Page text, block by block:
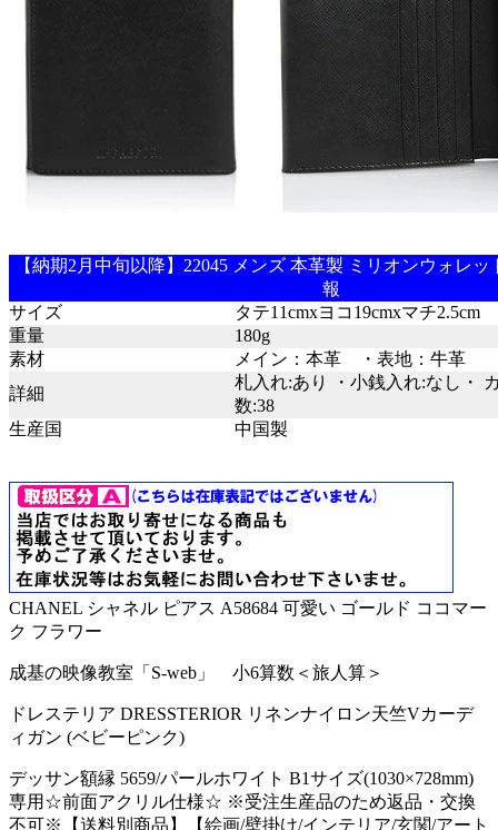
【納期2月中旬以降】22045 メンズ 本革製 ミリオンウォレ
報
サイズ
タテ11cmxヨコ19cmxマチ2.5cm
重量
180g
素材
メイン：本革 ・表地：牛革
詳細
札入れ:あり ・小銭入れ:なし・
数:38
生産国
中国製
CHANEL シャネル ピアス A58684 可愛い ゴールド ココマー
ク フラワー
成基の映像教室「S-web」 小6算数＜旅人算＞
ドレステリア DRESSTERIOR リネンナイロン天竺Vカーデ
ィガン (ベビーピンク)
デッサン額縁 5659/パールホワイト B1サイズ(1030×728mm)
専用☆前面アクリル仕様☆ ※受注生産品のため返品・交換
不可※【送料別商品】【絵画/壁掛け/インテリア/玄関/アート